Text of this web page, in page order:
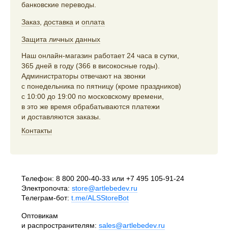
банковские переводы.
Заказ, доставка и оплата
Защита личных данных
Наш онлайн-магазин работает 24 часа в сутки,
365 дней в году (366 в високосные годы).
Администраторы отвечают на звонки
с понедельника по пятницу (кроме праздников)
с 10:00 до 19:00 по московскому времени,
в это же время обрабатываются платежи
и доставляются заказы.
Контакты
Телефон: 8 800 200-40-33 или +7 495 105-91-24
Электропочта: store@artlebedev.ru
Телеграм-бот: t.me/ALSStoreBot
Оптовикам
и распространителям: sales@artlebedev.ru